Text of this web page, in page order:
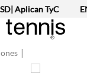
Aplican TyC